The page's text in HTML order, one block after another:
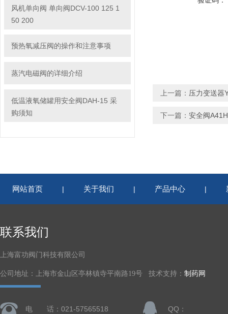
风机单向阀 单向阀DCV-100 125 1
50 200
预热氧减压阀的操作和注意事项
蒸汽电磁阀的详细介绍
低温液氧储罐用安全阀DAH-15 采
购须知
上一篇： 压力变送器
下一篇： 安全阀
网站首页 | 关于我们 | 产品中心 |
联系我们
上海富功阀门科技有限公司
公司地址：上海市金山区亭林镇寺平南路19号 技术支持： 制药网
电 话：021-57565518 QQ：